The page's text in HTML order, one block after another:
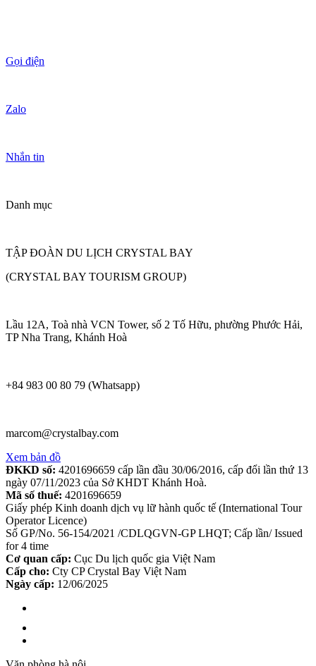
Gọi điện
Zalo
Nhắn tin
Danh mục
TẬP ĐOÀN DU LỊCH CRYSTAL BAY
(CRYSTAL BAY TOURISM GROUP)
Lầu 12A, Toà nhà VCN Tower, số 2 Tố Hữu, phường Phước Hải,
TP Nha Trang, Khánh Hoà
+84 983 00 80 79 (Whatsapp)
marcom@crystalbay.com
Xem bản đồ
ĐKKD số: 4201696659 cấp lần đầu 30/06/2016, cấp đổi lần thứ 13
ngày 07/11/2023 của Sở KHDT Khánh Hoà.
Mã số thuế: 4201696659
Giấy phép Kinh doanh dịch vụ lữ hành quốc tế (International Tour
Operator Licence)
Số GP/No. 56-154/2021 /CDLQGVN-GP LHQT; Cấp lần/ Issued
for 4 time
Cơ quan cấp: Cục Du lịch quốc gia Việt Nam
Cấp cho: Cty CP Crystal Bay Việt Nam
Ngày cấp: 12/06/2025